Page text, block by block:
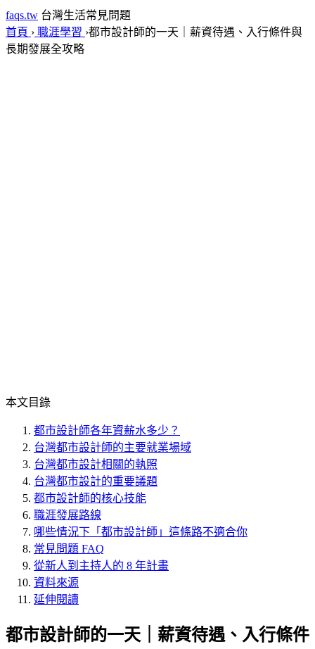
faqs.tw 台灣生活常見問題
首頁 › 職涯學習 ›都市設計師的一天｜薪資待遇、入行條件與
長期發展全攻略
本文目錄
都市設計師各年資薪水多少？
台灣都市設計師的主要就業場域
台灣都市設計相關的執照
台灣都市設計的重要議題
都市設計師的核心技能
職涯發展路線
哪些情況下「都市設計師」這條路不適合你
常見問題 FAQ
從新人到主持人的 8 年計畫
資料來源
延伸閱讀
都市設計師的一天｜薪資待遇、入行條件